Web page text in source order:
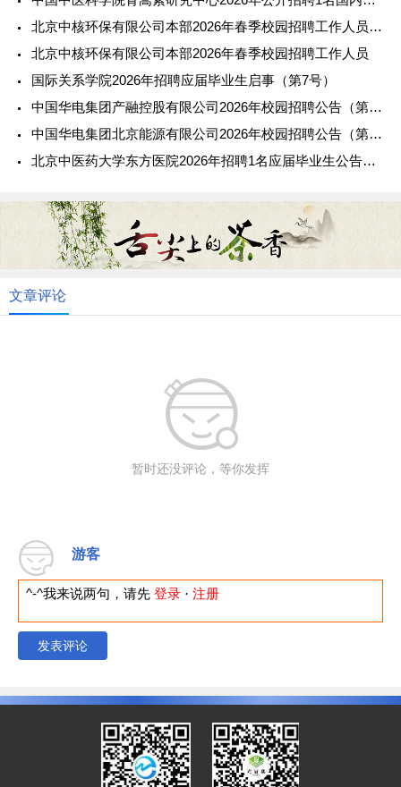
北京中核环保有限公司本部2026年春季校园招聘工作人员（第三批）
北京中核环保有限公司本部2026年春季校园招聘工作人员
国际关系学院2026年招聘应届毕业生启事（第7号）
中国华电集团产融控股有限公司2026年校园招聘公告（第三批）
中国华电集团北京能源有限公司2026年校园招聘公告（第三批）
北京中医药大学东方医院2026年招聘1名应届毕业生公告（第六批）
文章评论
暂时还没评论，等你发挥
游客
^-^我来说两句，请先 登录 · 注册
发表评论